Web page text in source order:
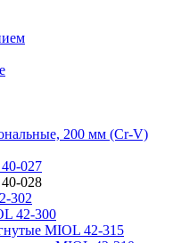
200 мм (Cr-V)
027
028
302
42-300
MIOL 42-315